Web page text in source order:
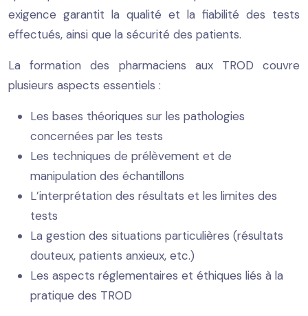
exigence garantit la qualité et la fiabilité des tests
effectués, ainsi que la sécurité des patients.
La formation des pharmaciens aux TROD couvre
plusieurs aspects essentiels :
Les bases théoriques sur les pathologies
concernées par les tests
Les techniques de prélèvement et de
manipulation des échantillons
L’interprétation des résultats et les limites des
tests
La gestion des situations particulières (résultats
douteux, patients anxieux, etc.)
Les aspects réglementaires et éthiques liés à la
pratique des TROD